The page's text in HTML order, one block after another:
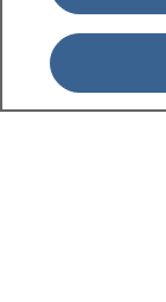
1177 på flera